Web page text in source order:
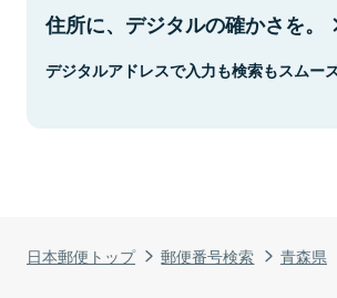
日本郵便トップ 郵便番号検索 青森県
住所に、デジタルの確かさを。
デジタルアドレスで入力も検索もスムーズ